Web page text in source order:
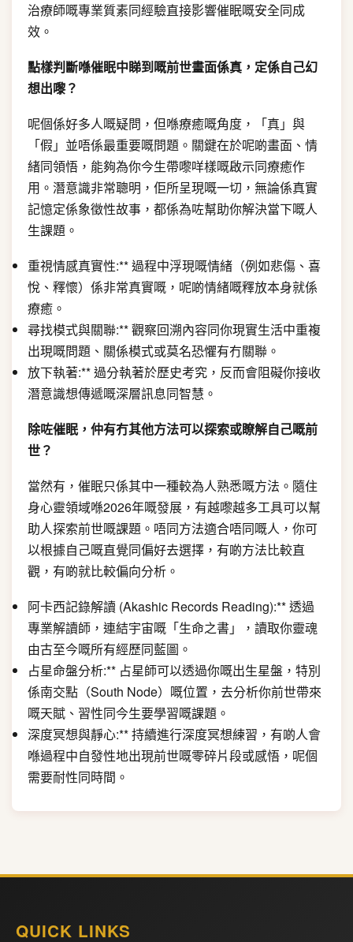
治療師嘅專業質素同經驗直接影響催眠嘅安全同成
效。
點樣判斷喺催眠中睇到嘅前世畫面係真，定係自己幻
想出嚟？
呢個係好多人嘅疑問，但喺療癒嘅角度，「真」與
「假」並唔係最重要嘅問題。關鍵在於呢啲畫面、情
緒同領悟，能夠為你今生帶嚟咩樣嘅啟示同療癒作
用。潛意識非常聰明，佢所呈現嘅一切，無論係真實
記憶定係象徵性故事，都係為咗幫助你解決當下嘅人
生課題。
重視情感真實性:** 過程中浮現嘅情緒（例如悲傷、喜
悅、釋懷）係非常真實嘅，呢啲情緒嘅釋放本身就係
療癒。
尋找模式與關聯:** 觀察回溯內容同你現實生活中重複
出現嘅問題、關係模式或莫名恐懼有冇關聯。
放下執著:** 過分執著於歷史考究，反而會阻礙你接收
潛意識想傳遞嘅深層訊息同智慧。
除咗催眠，仲有冇其他方法可以探索或瞭解自己嘅前
世？
當然有，催眠只係其中一種較為人熟悉嘅方法。隨住
身心靈領域喺2026年嘅發展，有越嚟越多工具可以幫
助人探索前世嘅課題。唔同方法適合唔同嘅人，你可
以根據自己嘅直覺同偏好去選擇，有啲方法比較直
觀，有啲就比較偏向分析。
阿卡西記錄解讀 (Akashic Records Reading):** 透過
專業解讀師，連結宇宙嘅「生命之書」，讀取你靈魂
由古至今嘅所有經歷同藍圖。
占星命盤分析:** 占星師可以透過你嘅出生星盤，特別
係南交點（South Node）嘅位置，去分析你前世帶來
嘅天賦、習性同今生要學習嘅課題。
深度冥想與靜心:** 持續進行深度冥想練習，有啲人會
喺過程中自發性地出現前世嘅零碎片段或感悟，呢個
需要耐性同時間。
QUICK LINKS